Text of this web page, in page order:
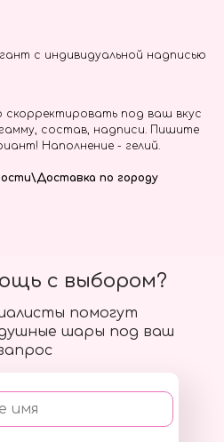
с индивидуальной надписью
под ваш вкус
состав, надписи. Пишите
Наполнение - гелий.
по городу
помогут
шары под ваш
имя
с выбором?